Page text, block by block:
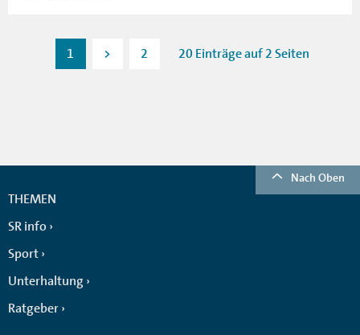
1 > 2 20 Einträge auf 2 Seiten
Nach Oben
THEMEN
SR info
Sport
Unterhaltung
Ratgeber